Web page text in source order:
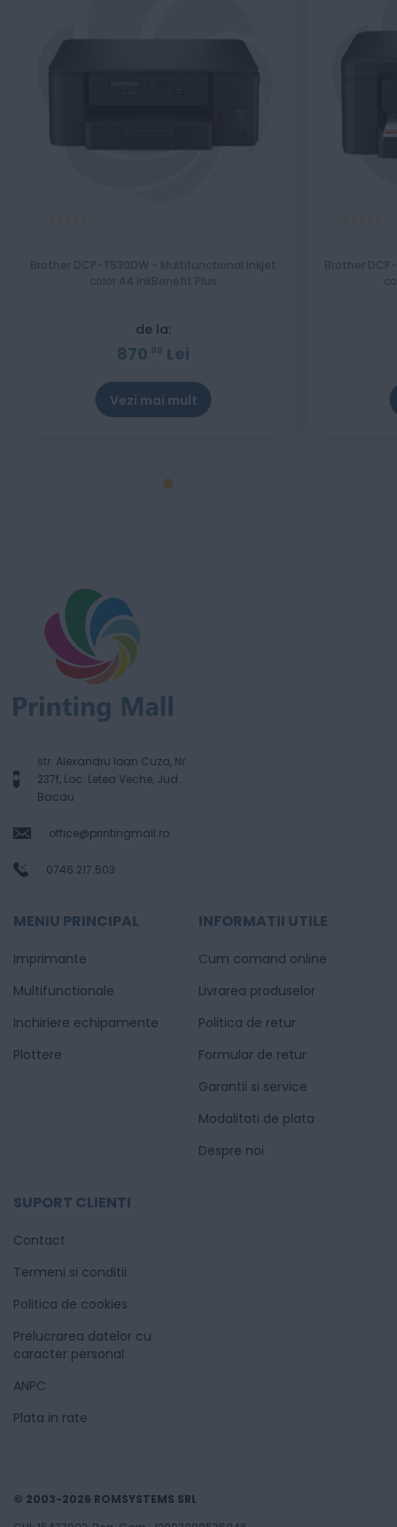
Brother DCP-T530DW - Multifunctional Inkjet
color A4 InkBenefit Plus
de la:
870 00 Lei
Vezi mai mult
Brother
str. Alexandru Ioan Cuza, Nr.
237f, Loc. Letea Veche, Jud.
Bacau
office@printingmall.ro
0746.217.503
MENIU PRINCIPAL
Imprimante
Multifunctionale
Inchiriere echipamente
Plottere
INFORMATII UTILE
Cum comand online
Livrarea produselor
Politica de retur
Formular de retur
Garantii si service
Modalitati de plata
Despre noi
SUPORT CLIENTI
Contact
Termeni si conditii
Politica de cookies
Prelucrarea datelor cu
caracter personal
ANPC
Plata in rate
© 2003-2026 ROMSYSTEMS SRL